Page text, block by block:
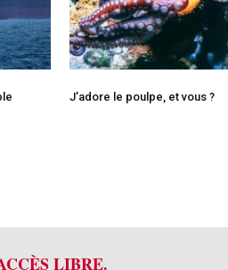
J’adore le poulpe, et vous ?
LIBRE.